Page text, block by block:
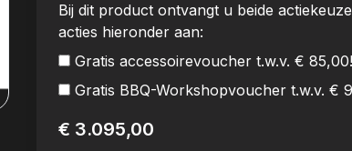
Bij dit product ontvangt u beide
acties hieronder aan:
Gratis accessoirevoucher t.w.v. € 85,00!
Gratis BBQ-Workshopvoucher t.w.v. €
€ 3.095,00